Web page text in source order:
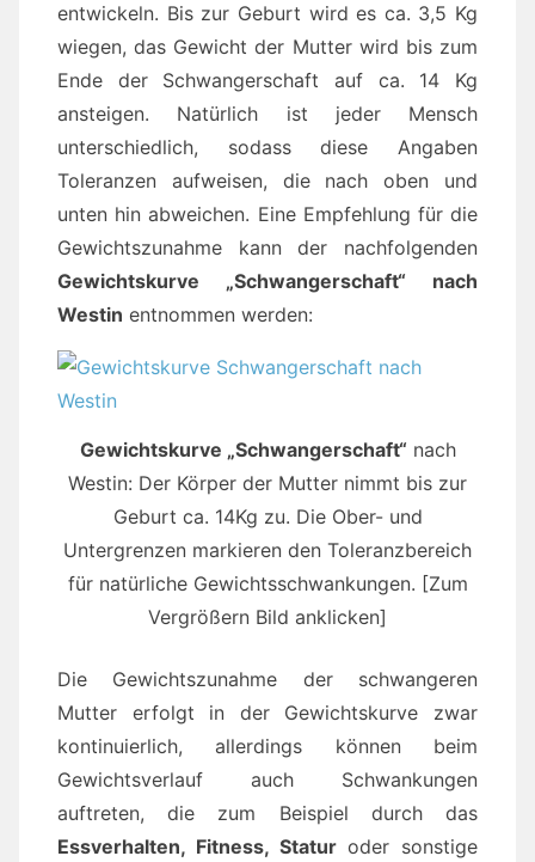
entwickeln. Bis zur Geburt wird es ca. 3,5 Kg
wiegen, das Gewicht der Mutter wird bis zum
Ende der Schwangerschaft auf ca. 14 Kg
ansteigen. Natürlich ist jeder Mensch
unterschiedlich, sodass diese Angaben
Toleranzen aufweisen, die nach oben und
unten hin abweichen. Eine Empfehlung für die
Gewichtszunahme kann der nachfolgenden
Gewichtskurve „Schwangerschaft“ nach
Westin entnommen werden:
Gewichtskurve „Schwangerschaft“ nach
Westin: Der Körper der Mutter nimmt bis zur
Geburt ca. 14Kg zu. Die Ober- und
Untergrenzen markieren den Toleranzbereich
für natürliche Gewichtsschwankungen. [Zum
Vergrößern Bild anklicken]
Die Gewichtszunahme der schwangeren
Mutter erfolgt in der Gewichtskurve zwar
kontinuierlich, allerdings können beim
Gewichtsverlauf auch Schwankungen
auftreten, die zum Beispiel durch das
Essverhalten, Fitness, Staturoder sonstige